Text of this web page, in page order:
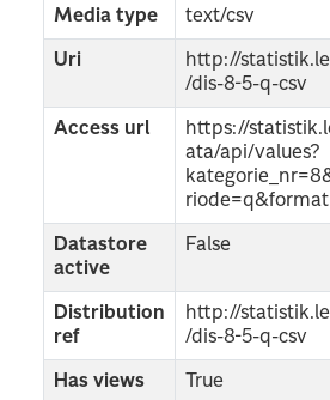
Media type text/csv
Uri
http://
/dis-8-5-q-csv
Access url
https://
ata/api/values?
Datastore
active
False
Distribution
ref
http://
/dis-8-5-q-csv
Has views True